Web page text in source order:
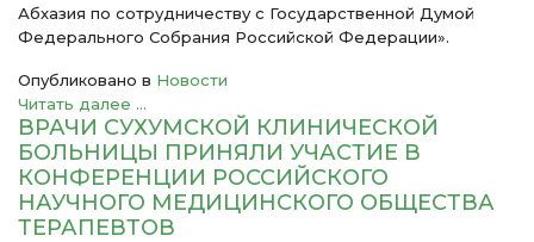
Абхазия по сотрудничеству с Государственной Думой
Федерального Собрания Российской Федерации».
Опубликовано в Новости
Читать далее ...
ВРАЧИ СУХУМСКОЙ КЛИНИЧЕСКОЙ
БОЛЬНИЦЫ ПРИНЯЛИ УЧАСТИЕ В
КОНФЕРЕНЦИИ РОССИЙСКОГО
НАУЧНОГО МЕДИЦИНСКОГО ОБЩЕСТВА
ТЕРАПЕВТОВ